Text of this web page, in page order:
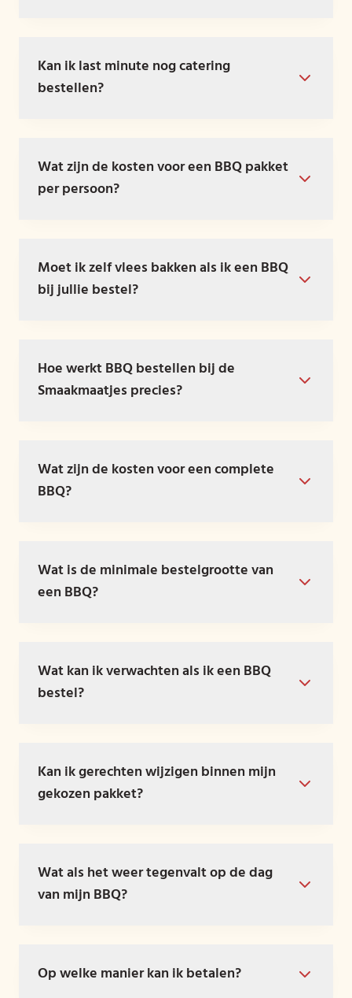
Kan ik last minute nog catering
bestellen?
Wat zijn de kosten voor een BBQ pakket
per persoon?
Moet ik zelf vlees bakken als ik een BBQ
bij jullie bestel?
Hoe werkt BBQ bestellen bij de
Smaakmaatjes precies?
Wat zijn de kosten voor een complete
BBQ?
Wat is de minimale bestelgrootte van
een BBQ?
Wat kan ik verwachten als ik een BBQ
bestel?
Kan ik gerechten wijzigen binnen mijn
gekozen pakket?
Wat als het weer tegenvalt op de dag
van mijn BBQ?
Op welke manier kan ik betalen?